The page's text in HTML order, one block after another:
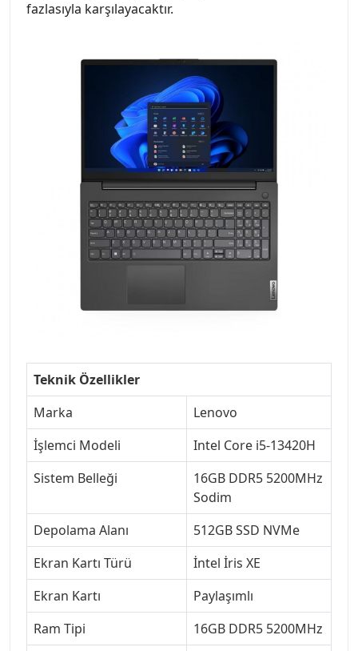
fazlasıyla karşılayacaktır.
Teknik Özellikler
Marka
Lenovo
İşlemci Modeli
Intel Core i5-13420H
Sistem Belleği
16GB DDR5 5200MHz
Sodim
Depolama Alanı
512GB SSD NVMe
Ekran Kartı Türü
İntel İris XE
Ekran Kartı
Paylaşımlı
Ram Tipi
16GB DDR5 5200MHz